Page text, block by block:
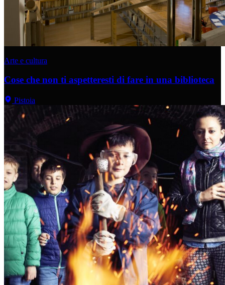
Arte e cultura
Cose che non ti aspetteresti di fare in una biblioteca
Pistoia